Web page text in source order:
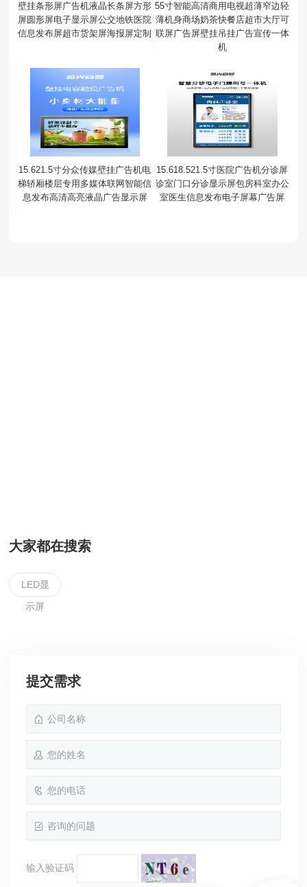
壁挂条形屏广告机液晶长条屏方形
屏圆形屏电子显示屏公交地铁医院
信息发布屏超市货架屏海报屏定制
55寸智能高清商用电视超薄窄边轻
薄机身商场奶茶快餐店超市大厅可
联屏广告屏壁挂吊挂广告宣传一体
机
15.621.5寸分众传媒壁挂广告机电
梯轿厢楼层专用多媒体联网智能信
息发布高清高亮液晶广告显示屏
15.618.521.5寸医院广告机分诊屏
诊室门口分诊显示屏包房科室办公
室医生信息发布电子屏幕广告屏
大家都在搜索
LED显
示屏
提交需求
输入验证码